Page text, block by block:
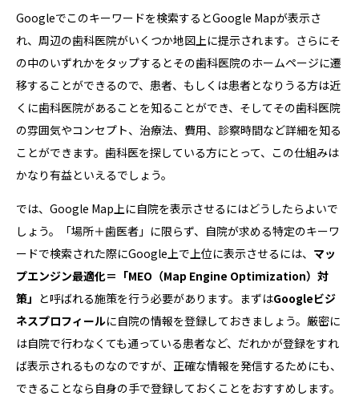
Googleでこのキーワードを検索するとGoogle Mapが表示さ
れ、周辺の歯科医院がいくつか地図上に提示されます。さらにそ
の中のいずれかをタップするとその歯科医院のホームページに遷
移することができるので、患者、もしくは患者となりうる方は近
くに歯科医院があることを知ることができ、そしてその歯科医院
の雰囲気やコンセプト、治療法、費用、診察時間など詳細を知る
ことができます。歯科医を探している方にとって、この仕組みは
かなり有益といえるでしょう。
では、Google Map上に自院を表示させるにはどうしたらよいで
しょう。「場所＋歯医者」に限らず、自院が求める特定のキーワ
ードで検索された際にGoogle上で上位に表示させるには、 マッ
プエンジン最適化＝「MEO（Map Engine Optimization）対
策」 と呼ばれる施策を行う必要があります。まずはGoogleビジ
ネスプロフィールに自院の情報を登録しておきましょう。厳密に
は自院で行わなくても通っている患者など、だれかが登録をすれ
ば表示されるものなのですが、正確な情報を発信するためにも、
できることなら自身の手で登録しておくことをおすすめします。